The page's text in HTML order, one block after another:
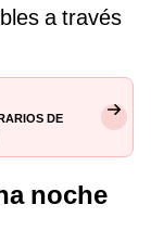
a través
de
noche